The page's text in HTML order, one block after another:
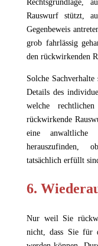
Rechtsgrundlage,
Rauswurf stützt,
Gegenbeweis
grob fahrlässig
den rückwirkenden
Solche
Details des
welche
rückwirkende
eine anwaltliche
herauszufinden,
tatsächlich erfüllt
6.
Nur weil Sie
nicht, dass Sie für